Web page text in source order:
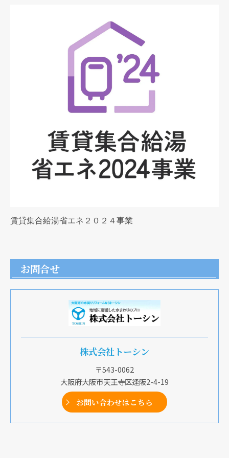
賃貸集合給湯省エネ２０２４事業
お問合せ
株式会社トーシン
〒543-0062
大阪府大阪市天王寺区逢阪2-4-19
お問い合わせはこちら